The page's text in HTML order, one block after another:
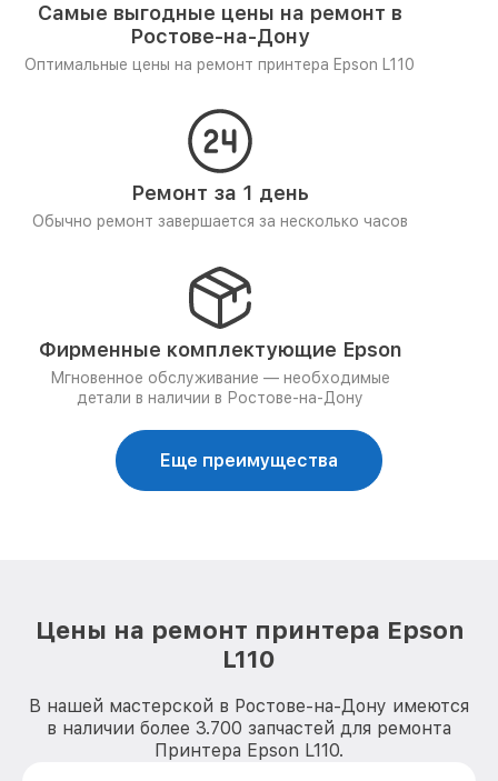
Самые выгодные цены на ремонт в
Ростове-на-Дону
Оптимальные цены на ремонт принтера Epson L110
Ремонт за 1 день
Обычно ремонт завершается за несколько часов
Фирменные комплектующие Epson
Мгновенное обслуживание — необходимые
детали в наличии в Ростове-на-Дону
Еще преимущества
Цены на ремонт принтера Epson
L110
В нашей мастерской в Ростове-на-Дону имеются
в наличии более 3.700 запчастей для ремонта
Принтера Epson L110.